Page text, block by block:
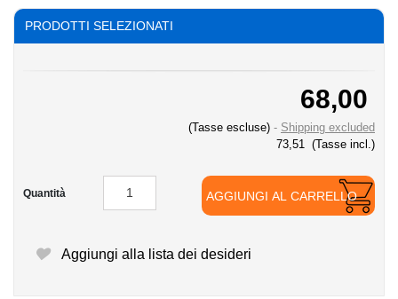
PRODOTTI SELEZIONATI
68,00
(Tasse escluse)
Shipping excluded
73,51 (Tasse incl.)
Quantità AGGIUNGI AL CARRELLO
Aggiungi alla lista dei desideri